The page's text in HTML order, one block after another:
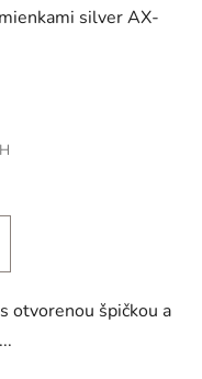
silver AX-
otvorenou špičkou a